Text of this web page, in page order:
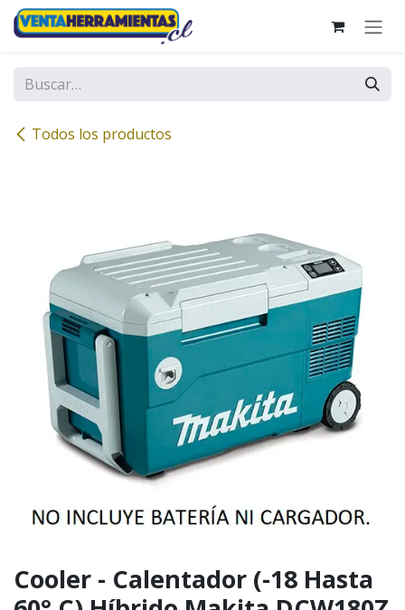
Ir al contenido
Todos los productos
Cooler - Calentador (-18 Hasta